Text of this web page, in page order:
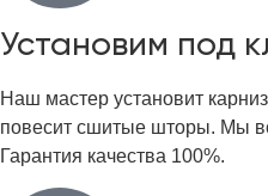
Установим под
Наш мастер установит
повесит сшитые шторы. Мы
Гарантия качества 100%.